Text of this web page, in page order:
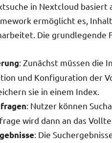
in Nextcloud basiert
ermöglicht es,
Die grundlegende
: Zunächst müssen die
und Konfiguration der
sie in einem Index.
: Nutzer können
wird dann an das
: Die